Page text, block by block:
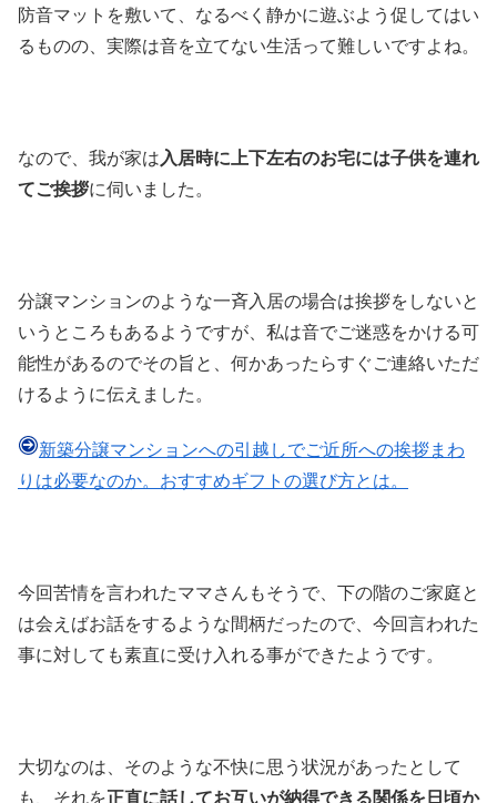
防音マットを敷いて、なるべく静かに遊ぶよう促してはい
るものの、実際は音を立てない生活って難しいですよね。
なので、我が家は 入居時に上下左右のお宅には子供を連れ
てご挨拶に伺いました。
分譲マンションのような一斉入居の場合は挨拶をしないと
いうところもあるようですが、私は音でご迷惑をかける可
能性があるのでその旨と、何かあったらすぐご連絡いただ
けるように伝えました。
新築分譲マンションへの引越しでご近所への挨拶まわ
りは必要なのか。おすすめギフトの選び方とは。
今回苦情を言われたママさんもそうで、下の階のご家庭と
は会えばお話をするような間柄だったので、今回言われた
事に対しても素直に受け入れる事ができたようです。
大切なのは、そのような不快に思う状況があったとして
も、それを正直に話してお互いが納得できる関係を日頃か